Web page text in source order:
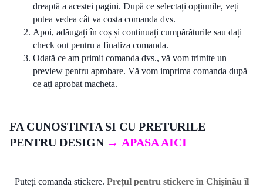
dreaptă a acestei pagini. După ce selectați opțiunile, veți
putea vedea cât va costa comanda dvs.
Apoi, adăugați în coș și continuați cumpărăturile sau dați
check out pentru a finaliza comanda.
Odată ce am primit comanda dvs., vă vom trimite un
preview pentru aprobare. Vă vom imprima comanda după
ce ați aprobat macheta.
FA CUNOSTINTA SI CU PRETURILE
PENTRU DESIGN → APASA AICI
Puteți comanda stickere. Prețul pentru stickere în Chișinău îl